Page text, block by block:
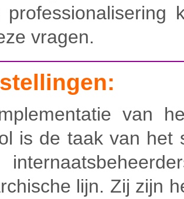
professionalisering
vragen.
van
is de taak van het
lijn. Zij zijn